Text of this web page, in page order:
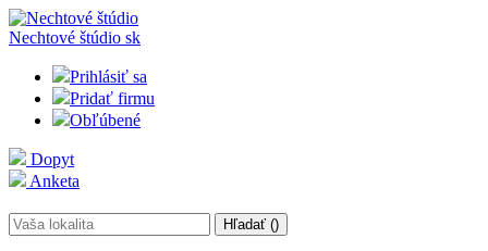
Nechtové štúdio sk
Prihlásiť sa
Pridať firmu
Obľúbené
Dopyt
Anketa
Hľadať ()